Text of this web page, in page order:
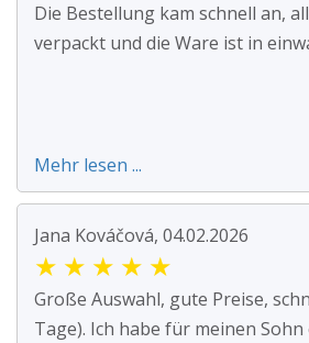
Die Bestellung kam schnell an,
verpackt und die Ware ist in
Mehr lesen ...
Jana Kováčová, 04.02.2026
★ ★ ★ ★ ★
Große Auswahl, gute Preise,
Tage). Ich habe für meinen